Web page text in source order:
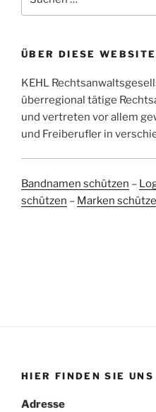
nach:
ÜBER DIESE WEBSITE
KEHL
überregional tätige
und vertreten vor allem
und Freiberufler in
Bandnamen schützen –
schützen – Marken
HIER FINDEN SIE UNS
Adresse